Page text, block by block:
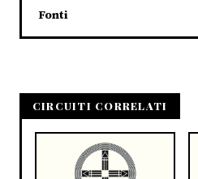
Fonti
CIRCUITI CORRELATI